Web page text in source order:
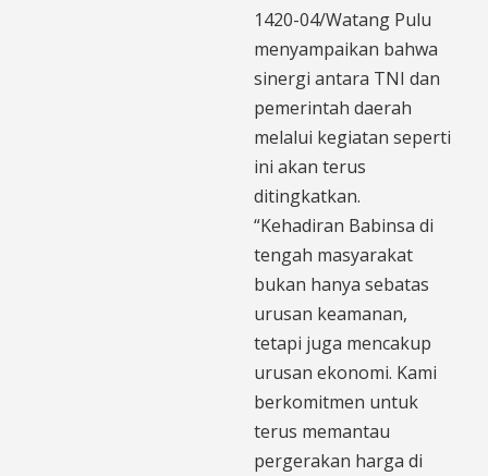
1420-04/Watang Pulu
menyampaikan bahwa
sinergi antara TNI dan
pemerintah daerah
melalui kegiatan seperti
ini akan terus
ditingkatkan.
“Kehadiran Babinsa di
tengah masyarakat
bukan hanya sebatas
urusan keamanan,
tetapi juga mencakup
urusan ekonomi. Kami
berkomitmen untuk
terus memantau
pergerakan harga di